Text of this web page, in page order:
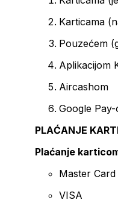
Karticama
Pouzećem
Aplikacijom
Aircashom
Google Pay-
PLAĆANJE
Plaćanje
Master Card
VISA